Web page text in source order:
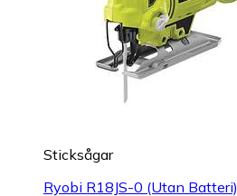
Sticksågar
Ryobi R18JS-0 (Utan Batteri)